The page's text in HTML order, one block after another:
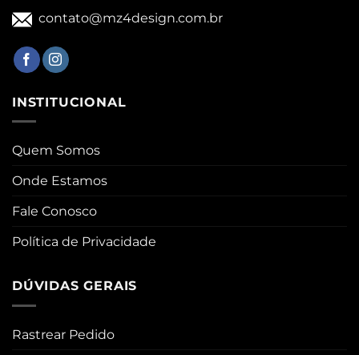
contato@mz4design.com.br
INSTITUCIONAL
Quem Somos
Onde Estamos
Fale Conosco
Política de Privacidade
DÚVIDAS GERAIS
Rastrear Pedido